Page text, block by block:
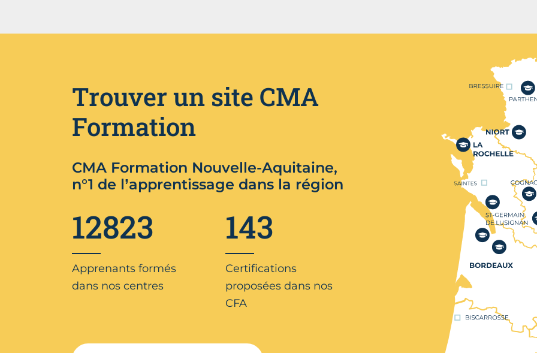
Nos centres de
Trouver un site CMA
Formation
CMA Formation Nouvelle-Aquitaine,
n°1 de l’apprentissage dans la région
12823
Apprenants formés
dans nos centres
143
Certifications
proposées dans nos
CFA